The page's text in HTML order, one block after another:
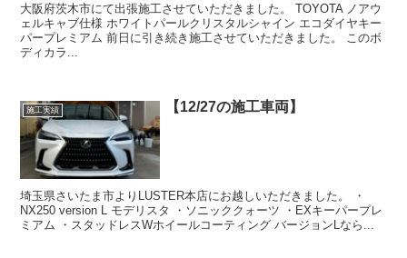
大阪府茨木市にて出張施工させていただきました。 TOYOTA ノアウ
ェルキャブ仕様 ホワイトパールクリスタルシャイン エコダイヤキー
パープレミアム 前日に引き続き施工させていただきました。 このボ
ディカラ...
施工実績 【12/27の施工車両】
埼玉県さいたま市よりLUSTER本店にお越しいただきました。 ・
NX250 version L モデリスタ ・ソニッククォーツ ・EXキーパープレ
ミアム ・スタッドレスWホイールコーティング バージョンLなら...